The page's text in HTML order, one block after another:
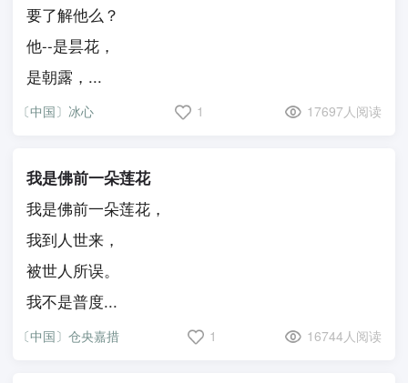
要了解他么？
他--是昙花，
是朝露，...
〔中国〕冰心 1 17697人阅读
我是佛前一朵莲花
我是佛前一朵莲花，
我到人世来，
被世人所误。
我不是普度...
〔中国〕仓央嘉措 1 16744人阅读